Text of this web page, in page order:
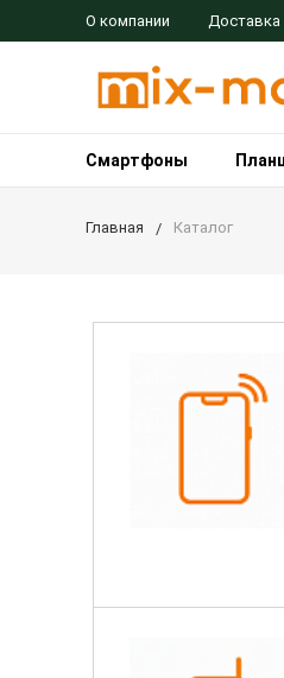
О компании Доставка
Смартфоны
Главная Каталог